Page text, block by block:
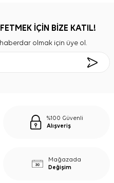
İÇİN BİZE KATIL!
olmak için üye ol.
%100 Güvenli
Alışveriş
Mağazada
Değişim